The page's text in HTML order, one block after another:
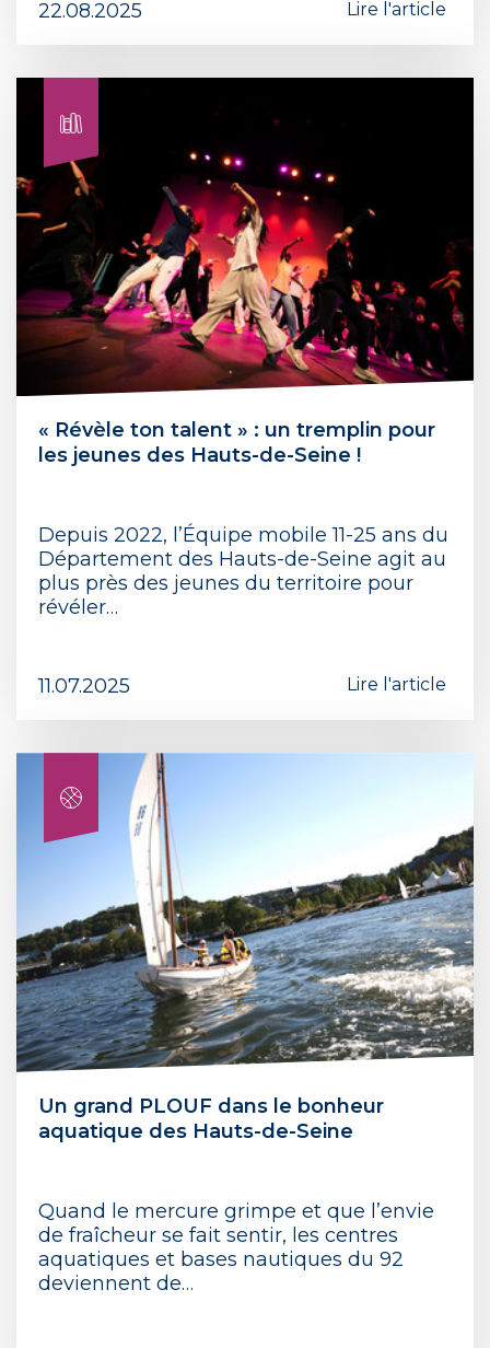
22.08.2025 Lire l'article
« Révèle ton talent » : un tremplin pour
les jeunes des Hauts-de-Seine !
Depuis 2022, l’Équipe mobile 11-25 ans du
Département des Hauts-de-Seine agit au
plus près des jeunes du territoire pour
révéler…
11.07.2025 Lire l'article
Un grand PLOUF dans le bonheur
aquatique des Hauts-de-Seine
Quand le mercure grimpe et que l’envie
de fraîcheur se fait sentir, les centres
aquatiques et bases nautiques du 92
deviennent de…